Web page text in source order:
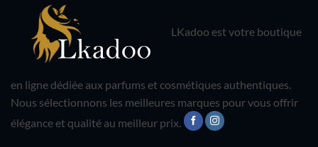
LKadoo est votre boutique
en ligne dédiée aux parfums et cosmétiques authentiques.
Nous sélectionnons les meilleures marques pour vous offrir
élégance et qualité au meilleur prix.